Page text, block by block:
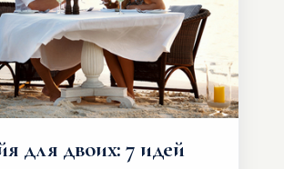
для двоих: 7 идей